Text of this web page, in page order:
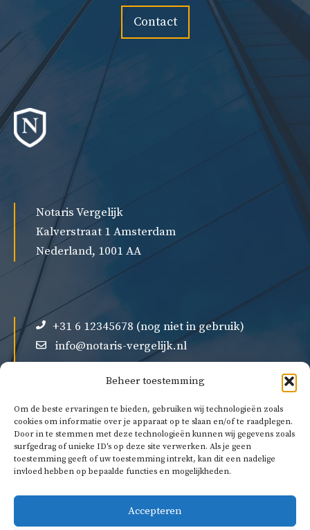
Beheer toestemming
Om de beste ervaringen te bieden, gebruiken wij technologieën zoals
cookies om informatie over je apparaat op te slaan en/of te raadplegen.
Door in te stemmen met deze technologieën kunnen wij gegevens zoals
surfgedrag of unieke ID's op deze site verwerken. Als je geen
toestemming geeft of uw toestemming intrekt, kan dit een nadelige
invloed hebben op bepaalde functies en mogelijkheden.
Accepteren
Contact
Notaris Vergelijk
Kalverstraat 1 Amsterdam
Nederland, 1001 AA
+31 6 12345678 (nog niet in gebruik)
info@notaris-vergelijk.nl
Over ons
Privacybeleid
Algemene voorwaarden